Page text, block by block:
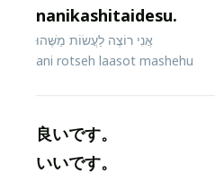
nanikashitaidesu.
אֲנִי רוֹצֶה לַעֲשׂוֹת מַשֶּׁהוּ
ani rotseh laasot mashehu
良いです。
いいです。